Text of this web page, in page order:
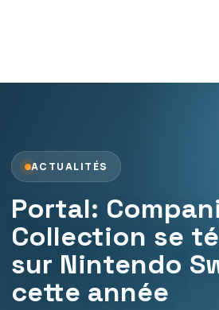
ACTUALITÉS
Portal:
Collection se
sur Nintendo
cette année